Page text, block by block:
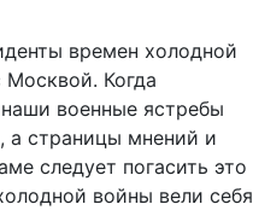
времен холодной
Москвой. Когда
военные ястребы
а страницы мнений и
следует погасить это
войны вели себя